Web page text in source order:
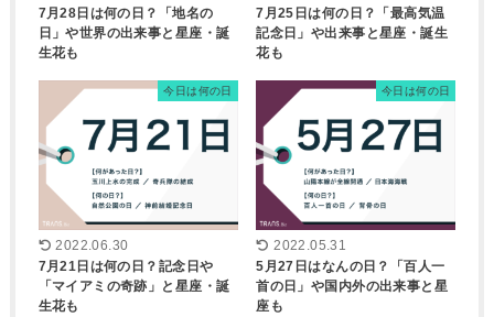
7月28日は何の日？「地名の
日」や世界の出来事と星座・誕
生花も
7月25日は何の日？「最高気温
記念日」や出来事と星座・誕生
花も
今日は何の日
2022.06.30
7月21日は何の日？記念日や
「マイアミの奇跡」と星座・誕
生花も
今日は何の日
2022.05.31
5月27日はなんの日？「百人一
首の日」や国内外の出来事と星
座も